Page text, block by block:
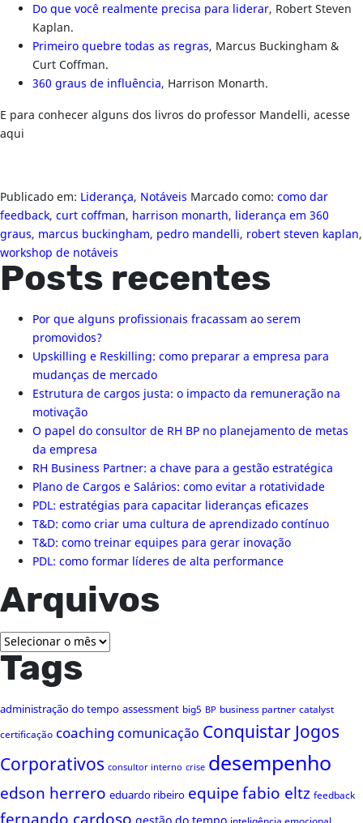
Do que você realmente precisa para liderar, Robert Steven
Kaplan.
Primeiro quebre todas as regras, Marcus Buckingham &
Curt Coffman.
360 graus de influência, Harrison Monarth.
E para conhecer alguns dos livros do professor Mandelli, acesse
aqui
Publicado em: Liderança, Notáveis Marcado como: como dar
feedback, curt coffman, harrison monarth, liderança em 360
graus, marcus buckingham, pedro mandelli, robert steven kaplan,
workshop de notáveis
Posts recentes
Por que alguns profissionais fracassam ao serem
promovidos?
Upskilling e Reskilling: como preparar a empresa para
mudanças de mercado
Estrutura de cargos justa: o impacto da remuneração na
motivação
O papel do consultor de RH BP no planejamento de metas
da empresa
RH Business Partner: a chave para a gestão estratégica
Plano de Cargos e Salários: como evitar a rotatividade
PDL: estratégias para capacitar lideranças eficazes
T&D: como criar uma cultura de aprendizado contínuo
T&D: como treinar equipes para gerar inovação
PDL: como formar líderes de alta performance
Arquivos
Arquivos
Tags
administração do tempo assessment big5 BP business partner catalyst
certificação coaching comunicação Conquistar Jogos
Corporativos consultor interno crise desempenho
edson herrero eduardo ribeiro equipefabio eltz feedback